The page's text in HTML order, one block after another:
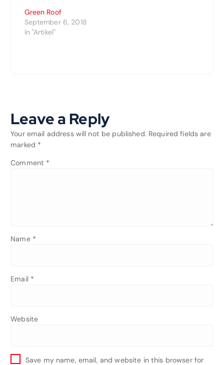
Green Roof
September 6, 2018
In "Artikel"
Leave a Reply
Your email address will not be published. Required fields are
marked *
Comment *
Name *
Email *
Website
Save my name, email, and website in this browser for